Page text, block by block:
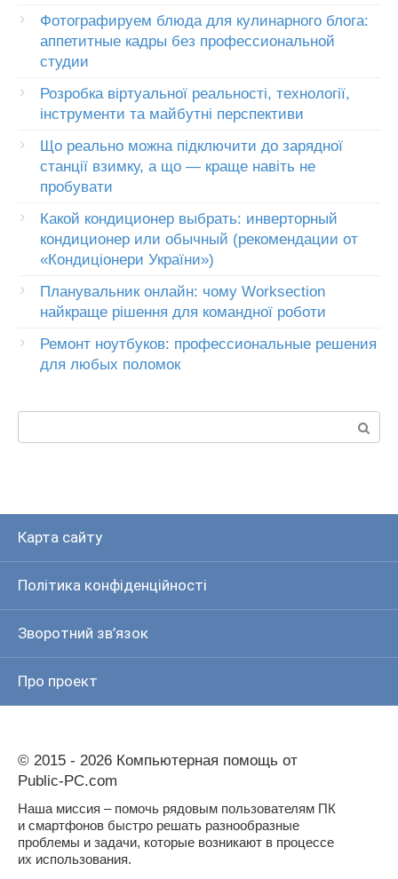
Фотографируем блюда для кулинарного блога:
аппетитные кадры без профессиональной
студии
Розробка віртуальної реальності, технології,
інструменти та майбутні перспективи
Що реально можна підключити до зарядної
станції взимку, а що — краще навіть не
пробувати
Какой кондиционер выбрать: инверторный
кондиционер или обычный (рекомендации от
«Кондиціонери України»)
Планувальник онлайн: чому Worksection
найкраще рішення для командної роботи
Ремонт ноутбуков: профессиональные решения
для любых поломок
Карта сайту
Політика конфіденційності
Зворотний зв’язок
Про проект
© 2015 - 2026 Компьютерная помощь от
Public-PC.com
Наша миссия – помочь рядовым пользователям ПК
и смартфонов быстро решать разнообразные
проблемы и задачи, которые возникают в процессе
их использования.